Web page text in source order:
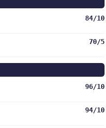
84/10
70/5
96/10
94/10